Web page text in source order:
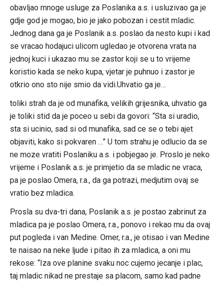
obavljao mnoge usluge za Poslanika a.s. i usluzivao ga je
gdje god je mogao, bio je jako pobozan i cestit mladic.
Jednog dana ga je Poslanik a.s. poslao da nesto kupi i kad
se vracao hodajuci ulicom ugledao je otvorena vrata na
jednoj kuci i ukazao mu se zastor koji se u to vrijeme
koristio kada se neko kupa, vjetar je puhnuo i zastor je
otkrio ono sto nije smio da vidi.Uhvatio ga je…
toliki strah da je od munafika, velikih grijesnika, uhvatio ga
je toliki stid da je poceo u sebi da govori: “Sta si uradio,
sta si ucinio, sad si od munafika, sad ce se o tebi ajet
objaviti, kako si pokvaren …” U tom strahu je odlucio da se
ne moze vratiti Poslaniku a.s. i pobjegao je. Proslo je neko
vrijeme i Poslanik a.s. je primjetio da se mladic ne vraca,
pa je poslao Omera, r.a., da ga potrazi, medjutim ovaj se
vratio bez mladica.
Prosla su dva-tri dana, Poslanik a.s. je postao zabrinut za
mladica pa je poslao Omera, r.a., ponovo i rekao mu da ovaj
put pogleda i van Medine. Omer, r.a., je otisao i van Medine
te naisao na neke ljude i pitao ih za mladica, a oni mu
rekose: “Iza ove planine svaku noc cujemo jecanje i plac,
taj mladic nikad ne prestaje sa placom, samo kad padne